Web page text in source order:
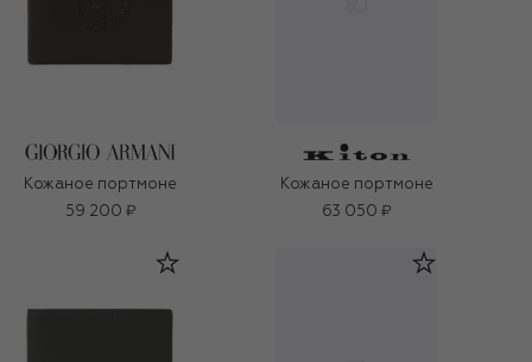
Кожаное портмоне
59 200 ₽
Кожаное портмоне
63 050 ₽